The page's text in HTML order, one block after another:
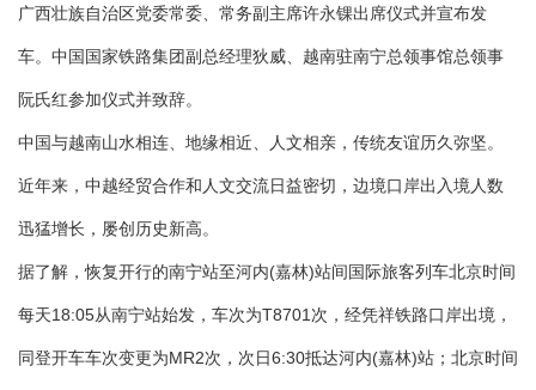
广西壮族自治区党委常委、常务副主席许永锞出席仪式并宣布发
车。中国国家铁路集团副总经理狄威、越南驻南宁总领事馆总领事
阮氏红参加仪式并致辞。
中国与越南山水相连、地缘相近、人文相亲，传统友谊历久弥坚。
近年来，中越经贸合作和人文交流日益密切，边境口岸出入境人数
迅猛增长，屡创历史新高。
据了解，恢复开行的南宁站至河内(嘉林)站间国际旅客列车北京时间
每天18:05从南宁站始发，车次为T8701次，经凭祥铁路口岸出境，
同登开车车次变更为MR2次，次日6:30抵达河内(嘉林)站；北京时间